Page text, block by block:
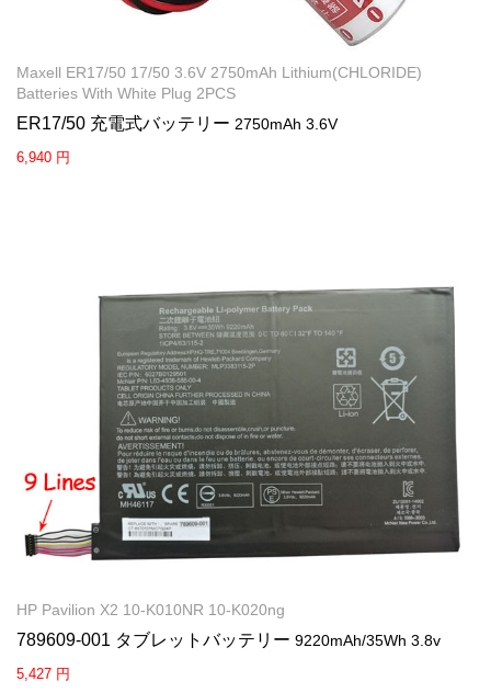
Maxell ER17/50 17/50 3.6V 2750mAh Lithium(CHLORIDE)
Batteries With White Plug 2PCS
ER17/50 充電式バッテリー 2750mAh 3.6V
6,940 円
HP Pavilion X2 10-K010NR 10-K020ng
789609-001 タブレットバッテリー 9220mAh/35Wh 3.8v
5,427 円